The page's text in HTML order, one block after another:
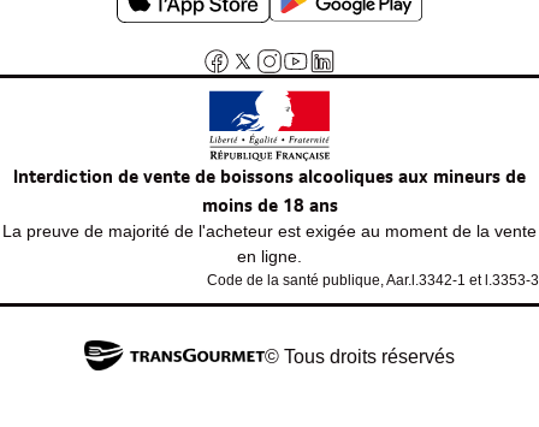
Interdiction de vente de boissons alcooliques aux mineurs de
moins de 18 ans
La preuve de majorité de l'acheteur est exigée au moment de la vente
en ligne.
Code de la santé publique, Aar.l.3342-1 et l.3353-3
© Tous droits réservés